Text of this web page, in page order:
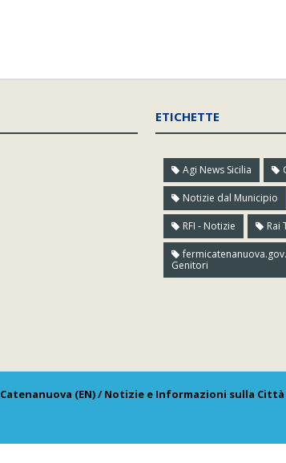
ETICHETTE
Agi News Sicilia
Notizie dal Municipio
RFI - Notizie Rai
Genitori
Catenanuova (EN) / Notizie e Informazioni sulla Città